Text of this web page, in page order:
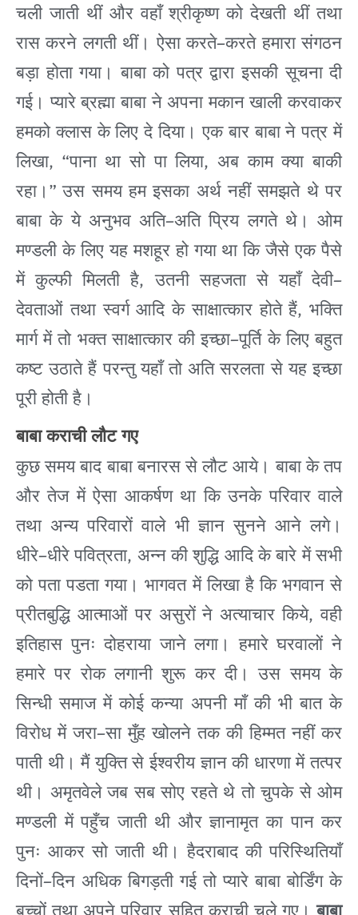
चली जाती थीं और वहाँ श्रीकृष्ण को देखती थीं तथा
रास करने लगती थीं। ऐसा करते–करते हमारा संगठन
बड़ा होता गया। बाबा को पत्र द्वारा इसकी सूचना दी
गई। प्यारे ब्रह्मा बाबा ने अपना मकान खाली करवाकर
हमको क्लास के लिए दे दिया। एक बार बाबा ने पत्र में
लिखा, “पाना था सो पा लिया,अब काम क्या बाकी
रहा। ”उस समय हम इसका अर्थ नहीं समझते थे पर
बाबा के ये अनुभव अति–अति प्रिय लगते थे। ओम
मण्डली के लिए यह मशहूर हो गया था कि जैसे एक पैसे
में कुल्फी मिलती है,उतनी सहजता से यहाँ देवी–
देवताओं तथा स्वर्ग आदि के साक्षात्कार होते हैं, भक्ति
मार्ग में तो भक्त साक्षात्कार की इच्छा–पूर्ति के लिए बहुत
कष्ट उठाते हैं परन्तु यहाँ तो अति सरलता से यह इच्छा
पूरी होती है।
बाबा कराची लौट गए
कुछ समय बाद बाबा बनारस से लौट आये। बाबा के तप
और तेज में ऐसा आकर्षण था कि उनके परिवार वाले
तथा अन्य परिवारों वाले भी ज्ञान सुनने आने लगे।
धीरे–धीरे पवित्रता, अन्न की शुद्धि आदि के बारे में सभी
को पता पडता गया। भागवत में लिखा है कि भगवान से
प्रीतबुद्धि आत्माओं पर असुरों ने अत्याचार किये,वही
इतिहास पुनः दोहराया जाने लगा। हमारे घरवालों ने
हमारे पर रोक लगानी शुरू कर दी। उस समय के
सिन्धी समाज में कोई कन्या अपनी माँ की भी बात के
विरोध में जरा–सा मुँह खोलने तक की हिम्मत नहीं कर
पाती थी। मैं युक्ति से ईश्वरीय ज्ञान की धारणा में तत्पर
थी। अमृतवेले जब सब सोए रहते थे तो चुपके से ओम
मण्डली में पहुँच जाती थी और ज्ञानामृत का पान कर
पुनः आकर सो जाती थी। हैदराबाद की परिस्थितियाँ
दिनों–दिन अधिक बिगड़ती गई तो प्यारे बाबा बोर्डिंग के
बच्चों तथा अपने परिवार सहित कराची चले गए। बाबा